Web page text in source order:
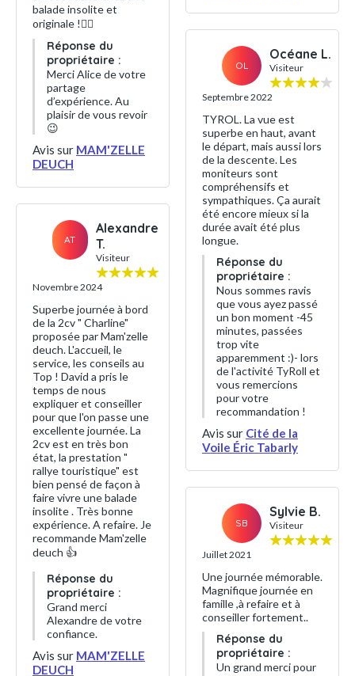
balade insolite et
originale !👌🏻
Réponse du
propriétaire :
Merci Alice de votre
partage
d’expérience. Au
plaisir de vous revoir
😉
Avis sur MAM'ZELLE
DEUCH
AT
Alexandre
T.
Visiteur
Novembre 2024
Superbe journée à bord
de la 2cv " Charline"
proposée par Mam'zelle
deuch. L'accueil, le
service, les conseils au
Top ! David a pris le
temps de nous
expliquer et conseiller
pour que l'on passe une
excellente journée. La
2cv est en très bon
état, la prestation "
rallye touristique" est
bien pensé de façon à
faire vivre une balade
insolite . Très bonne
expérience. A refaire. Je
recommande Mam'zelle
deuch 👍
Réponse du
propriétaire :
Grand merci
Alexandre de votre
confiance.
Avis sur MAM'ZELLE
DEUCH
OL
Océane L.
Visiteur
Septembre 2022
TYROL. La vue est
superbe en haut, avant
le départ, mais aussi lors
de la descente. Les
moniteurs sont
compréhensifs et
sympathiques. Ça aurait
été encore mieux si la
durée avait été plus
longue.
Réponse du
propriétaire :
Nous sommes ravis
que vous ayez passé
un bon moment -45
minutes, passées
trop vite
apparemment :)- lors
de l'activité TyRoll et
vous remercions
pour votre
recommandation !
Avis sur Cité de la
Voile Éric Tabarly
SB
Sylvie B.
Visiteur
Juillet 2021
Une journée mémorable.
Magnifique journée en
famille ,à refaire et à
conseiller fortement..
Réponse du
propriétaire :
Un grand merci pour